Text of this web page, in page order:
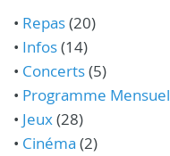
• Repas(20)
• Infos(14)
• Concerts(5)
• Programme Mensuel
• Jeux(28)
• Cinéma (2)